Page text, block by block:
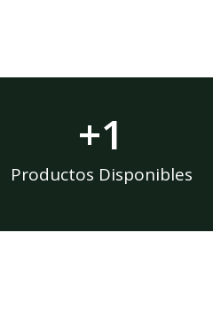
Productos Disponibles
+1